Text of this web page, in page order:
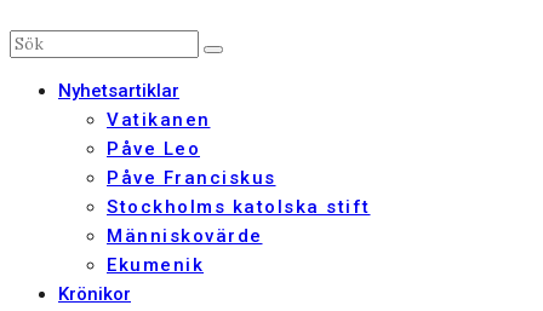
Nyhetsartiklar
Vatikanen
Påve Leo
Påve Franciskus
Stockholms katolska stift
Människovärde
Ekumenik
Krönikor